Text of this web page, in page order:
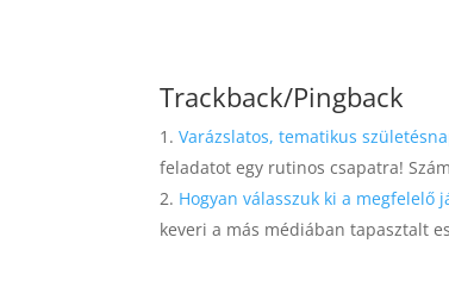
Trackback/Pingback
Varázslatos, tematikus
feladatot egy rutinos csapatra!
Hogyan válasszuk ki a megfelelő
keveri a más médiában tapasztalt